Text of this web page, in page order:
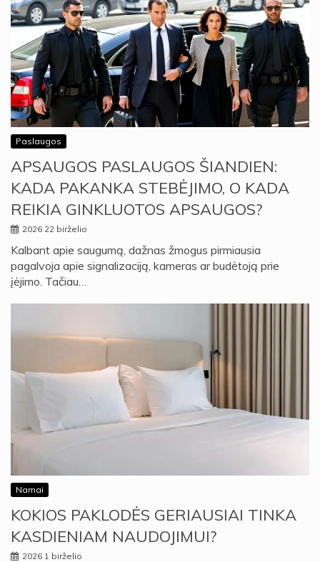
Paslaugos
APSAUGOS PASLAUGOS ŠIANDIEN:
KADA PAKANKA STEBĖJIMO, O KADA
REIKIA GINKLUOTOS APSAUGOS?
2026 22 birželio
Kalbant apie saugumą, dažnas žmogus pirmiausia
pagalvoja apie signalizaciją, kameras ar budėtoją prie
įėjimo. Tačiau…
Namai
KOKIOS PAKLODĖS GERIAUSIAI TINKA
KASDIENIAM NAUDOJIMUI?
2026 1 birželio